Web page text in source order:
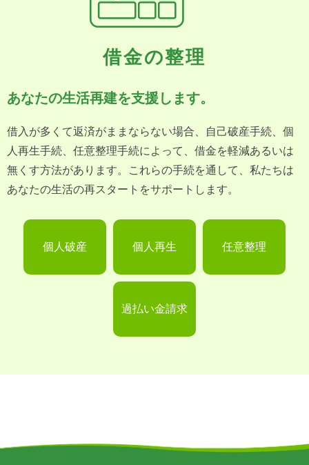
借金の整理
あなたの生活再建を支援します。
借入が多くて返済がままならない場合、自己破産手続、個
人再生手続、任意整理手続によって、借金を軽減あるいは
無くす方法があります。これらの手続を通して、私たちは
あなたの生活の再スタートをサポートします。
個人破産 個人再生 任意整理
過払い金請求